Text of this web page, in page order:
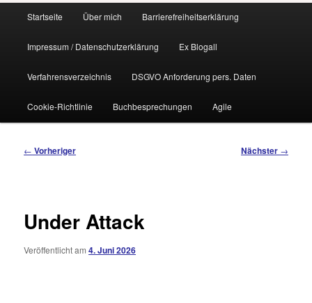
Startseite Über mich Barrierefreiheitserklärung
Impressum / Datenschutzerklärung Ex Blogall
Verfahrensverzeichnis DSGVO Anforderung pers. Daten
Cookie-Richtlinie Buchbesprechungen Agile
Beitragsnavigation
← Vorheriger Nächster →
Under Attack
Veröffentlicht am4. Juni 2026